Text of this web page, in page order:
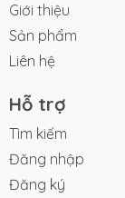
Giới thiệu
Sản phẩm
Liên hệ
Hỗ trợ
Tìm kiếm
Đăng nhập
Đăng ký